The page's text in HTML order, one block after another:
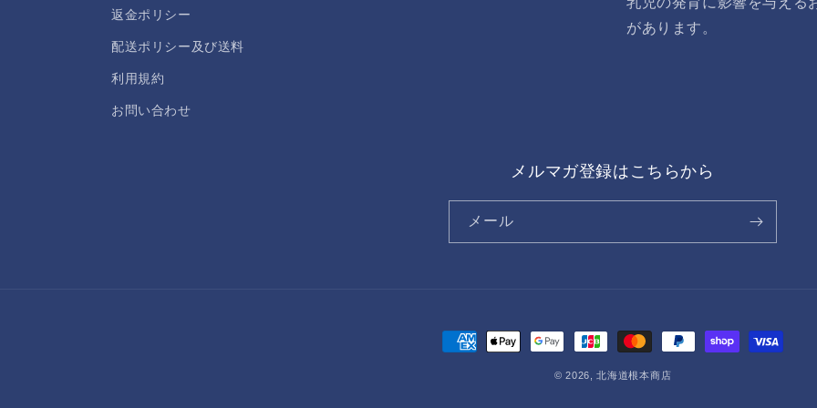
返金ポリシー
配送ポリシー及び送料
利用規約
お問い合わせ
があります。
メルマガ登録はこちらから
メール
© 2026,北海道根本商店